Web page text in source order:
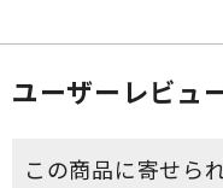
ユーザーレビュ
この商品に寄せら